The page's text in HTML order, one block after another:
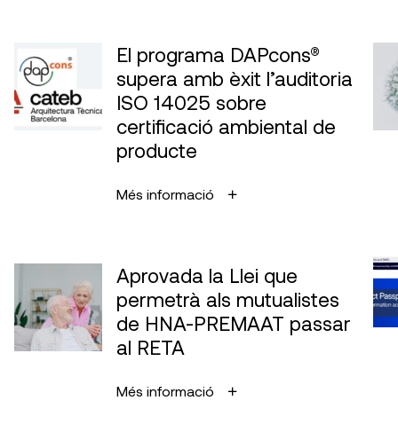
El programa DAPcons®
supera amb èxit l’auditoria
ISO 14025 sobre
certificació ambiental de
producte
Més informació
Aprovada la Llei que
permetrà als mutualistes
de HNA-PREMAAT passar
al RETA
Més informació